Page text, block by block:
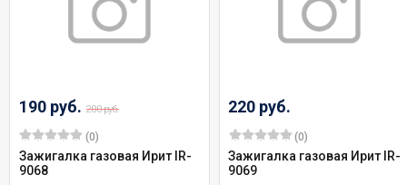
190 руб. 200 руб.
(0)
Зажигалка газовая Ирит IR-
9068
220 руб.
(0)
Зажигалка газовая Ирит IR-
9069